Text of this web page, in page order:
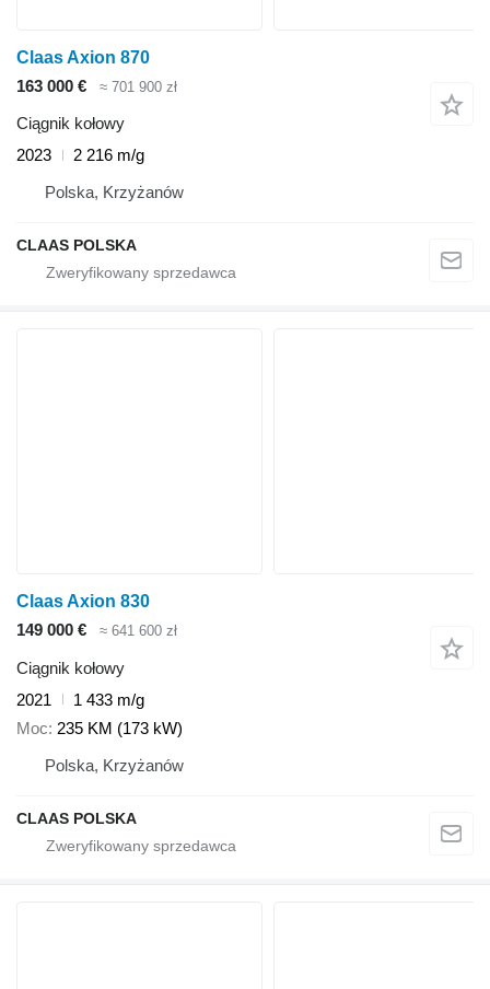
Claas Axion 870
163 000 €
≈ 701 900 zł
Ciągnik kołowy
2023
2 216 m/g
Polska, Krzyżanów
CLAAS POLSKA
Claas Axion 830
149 000 €
≈ 641 600 zł
Ciągnik kołowy
2021
1 433 m/g
Moc 235 KM (173 kW)
Polska, Krzyżanów
CLAAS POLSKA